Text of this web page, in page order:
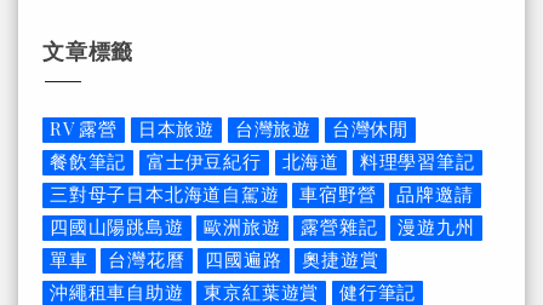
文章標籤
RV 露營 日本旅遊 台灣旅遊
台灣休閒
餐飲筆記
富士伊豆紀行 北海道
料理學習筆記
三對母子日本北海道自駕遊
車宿野營
品牌邀請
四國山陽跳島遊
歐洲旅遊 露營雜記
漫遊九州
單車
台灣花曆 四國遍路
奧捷遊賞
沖繩租車自助遊
東京紅葉遊賞
健行筆記